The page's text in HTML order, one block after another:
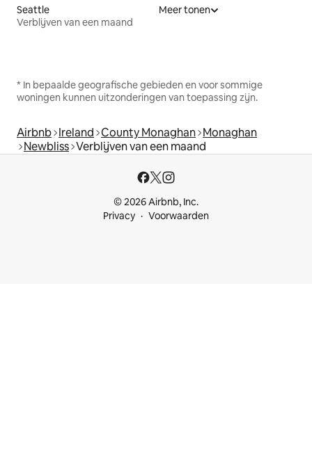
Seattle
Verblijven van een maand
Meer tonen
* In bepaalde geografische gebieden en voor sommige
woningen kunnen uitzonderingen van toepassing zijn.
Airbnb Ireland County Monaghan Monaghan
Newbliss Verblijven van een maand
© 2026 Airbnb, Inc.
Privacy
Voorwaarden